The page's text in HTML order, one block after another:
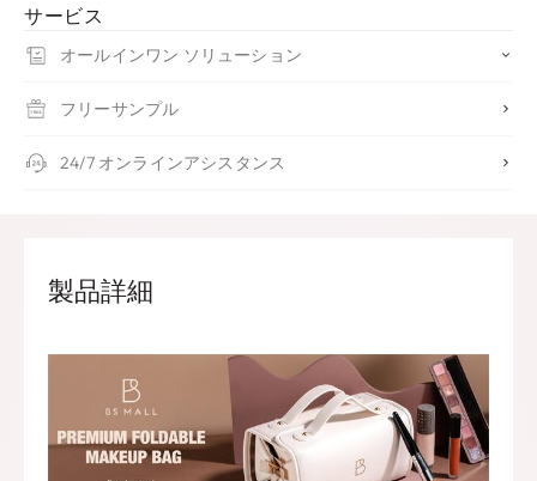
サービス
オールインワン ソリューション
フリーサンプル
24/7 オンラインアシスタンス
製品詳細